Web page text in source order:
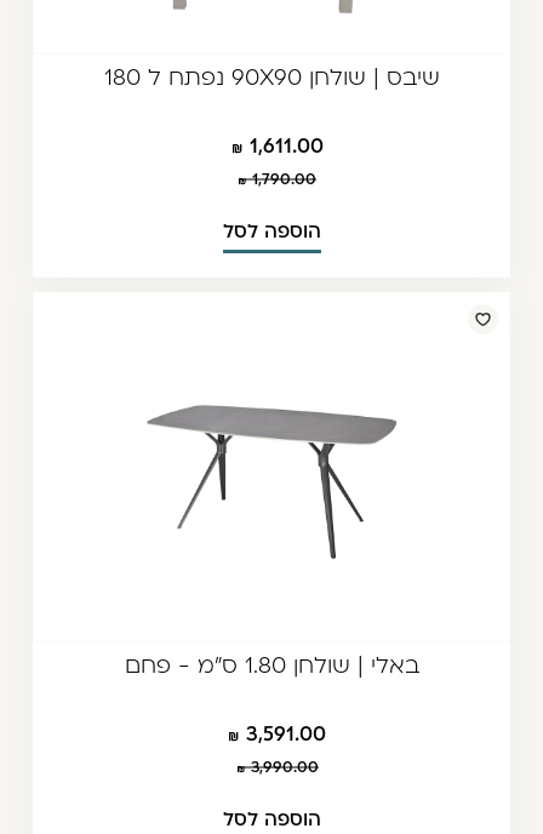
שיבס | שולחן 90X90 נפתח ל 180
1,611.00
1,790.00
הוספה לסל
באלי | שולחן 1.80 ס"מ - פחם
3,591.00
3,990.00
הוספה לסל